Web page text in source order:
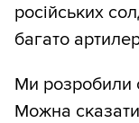
російських
багато
Ми розробили
Можна